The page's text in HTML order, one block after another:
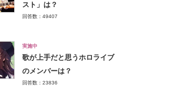
スト」は？
回答数：49407
実施中
歌が上手だと思うホロライブ
のメンバーは？
回答数：23836